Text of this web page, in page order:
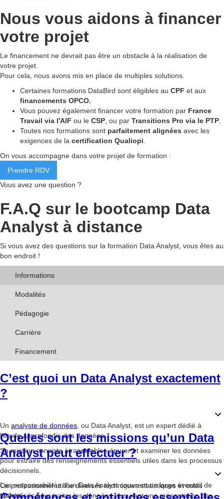
Nous vous aidons à financer
votre projet
Le financement ne devrait pas être un obstacle à la réalisation de
votre projet.
Pour cela, nous avons mis en place de multiples solutions.
Certaines formations DataBird sont éligibles au CPF et aux
financements OPCO.
Vous pouvez également financer votre formation par France
Travail via l'AIF ou le CSP , ou par Transitions Pro via le PTP
Toutes nos formations sont parfaitement alignées avec les
exigences de la certification Qualiopi
On vous accompagne dans votre projet de formation :
Prendre RDV
Vous avez une question ?
F.A.Q sur le bootcamp Data
Analyst à distance
Si vous avez des questions sur la formation Data Analyst, vous êtes au
bon endroit !
Informations
Modalités
Pédagogie
Carrière
Financement
C’est quoi un Data Analyst exactement
?
Un analyste de données , ou Data Analyst, est un expert dédié à
l'étude approfondie des données.
Sa mission consiste à rassembler, épurer et examiner les données
pour extraire des renseignements essentiels utiles dans les processus
décisionnels.
Ce professionnel utilise diverses techniques statistiques et outils
spécialisés pour traiter les données, assurant une présentation des
Quelles sont les missions qu’un Data
Analyst peut effectuer ?
Les responsabilités d'un Data Analyst couvrent un large éventail de
tâches.